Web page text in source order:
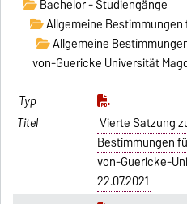
Bachelor - Studiengänge
Allgemeine
Allgemeine
von-Guericke Universität
Vierte Satzung
Bestimmungen
von-Guericke-
22.07.2021